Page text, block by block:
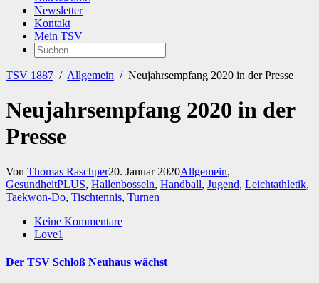
Newsletter
Kontakt
Mein TSV
TSV 1887 / Allgemein / Neujahrsempfang 2020 in der Presse
Neujahrsempfang 2020 in der
Presse
Von Thomas Raschper20. Januar 2020Allgemein,
GesundheitPLUS, Hallenbosseln, Handball, Jugend, Leichtathletik,
Taekwon-Do, Tischtennis, Turnen
Keine Kommentare
Love1
Der TSV Schloß Neuhaus wächst